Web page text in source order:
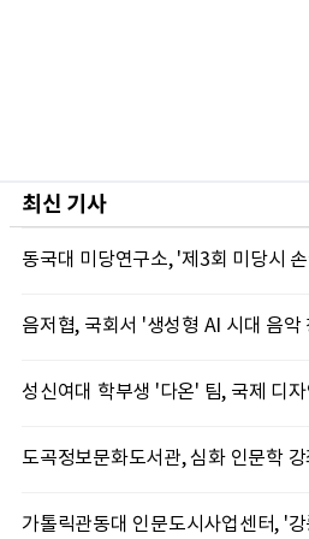
최신 기사
도곡정보문화도서관, 심화 인문학